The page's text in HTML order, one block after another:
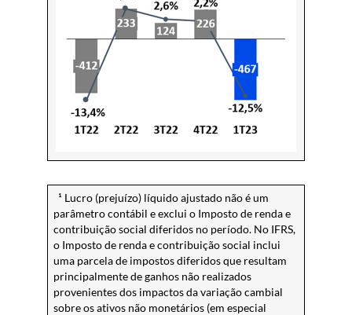
¹ Lucro (prejuízo) líquido ajustado não é um
parâmetro contábil e exclui o Imposto de renda e
contribuição social diferidos no período. No IFRS,
o Imposto de renda e contribuição social inclui
uma parcela de impostos diferidos que resultam
principalmente de ganhos não realizados
provenientes dos impactos da variação cambial
sobre os ativos não monetários (em especial